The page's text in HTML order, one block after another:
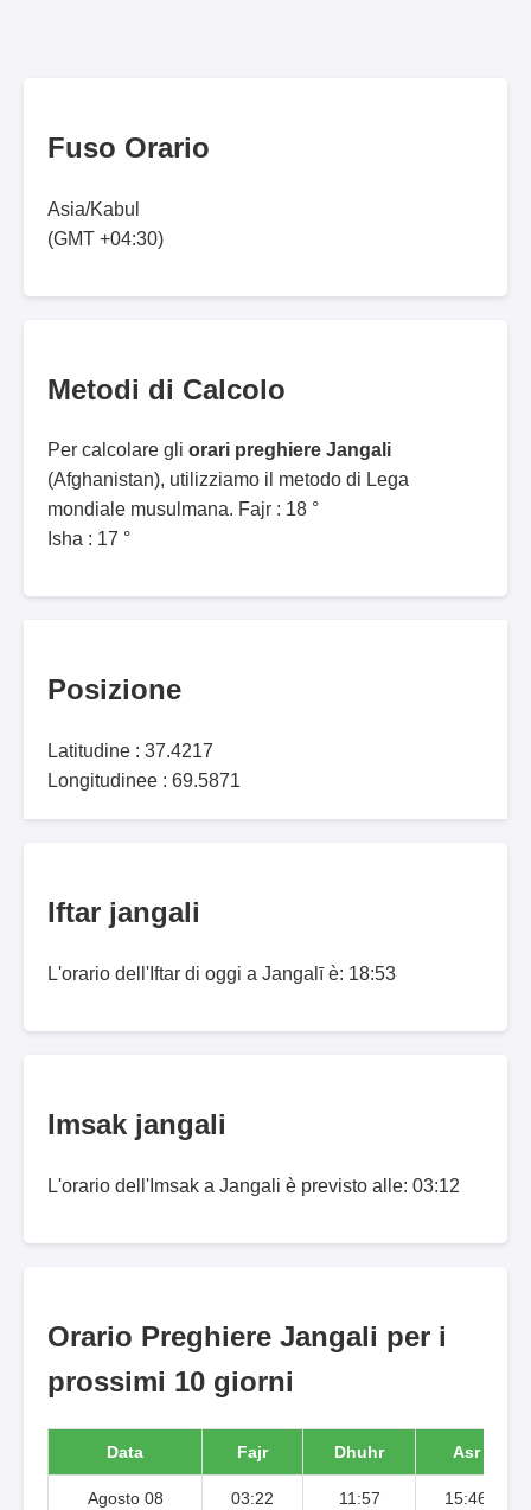
Fuso Orario
Asia/Kabul
(GMT +04:30)
Metodi di Calcolo
Per calcolare gli orari preghiere Jangali
(Afghanistan), utilizziamo il metodo di Lega
mondiale musulmana. Fajr : 18 °
Isha : 17 °
Posizione
Latitudine : 37.4217
Longitudinee : 69.5871
Iftar jangali
L'orario dell'Iftar di oggi a Jangalī è: 18:53
Imsak jangali
L'orario dell'Imsak a Jangali è previsto alle: 03:12
Orario Preghiere Jangali per i
prossimi 10 giorni
Data Fajr Dhuhr Asr
Agosto 08 03:22 11:57 15:46